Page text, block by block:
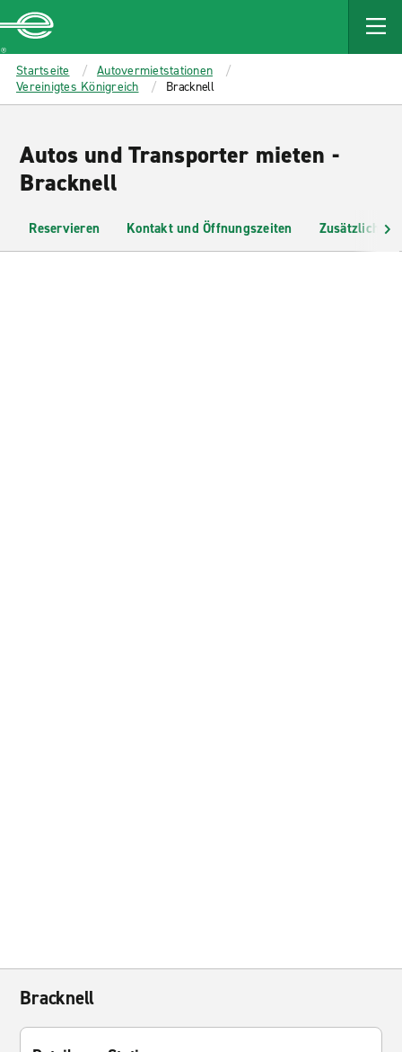
MAIN
CONTENT
Enterprise
Startseite
Autovermietstationen
Vereinigtes Königreich
Bracknell
Autos und Transporter mieten -
Bracknell
Reservieren Kontakt und Öffnungszeiten Zusätzliche
Bracknell